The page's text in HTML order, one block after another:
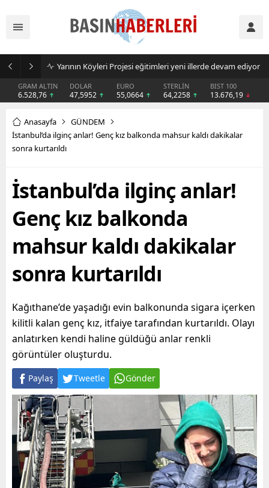
AJet’ten yurt içi uçuşlarda sonbahar indirimi
GRAM ALTIN
6.528,76
DOLAR
47,5952
EURO
55,0664
STERLİN
64,2258
BIST 100
13.676,19
Anasayfa
GÜNDEM
İstanbul’da ilginç anlar! Genç kız balkonda mahsur kaldı dakikalar
sonra kurtarıldı
İstanbul’da ilginç anlar!
Genç kız balkonda
mahsur kaldı dakikalar
sonra kurtarıldı
Kağıthane’de yaşadığı evin balkonunda sigara içerken
kilitli kalan genç kız, itfaiye tarafından kurtarıldı. Olayı
anlatırken kendi haline güldüğü anlar renkli
görüntüler oluşturdu.
Paylaş Tweetle Gönder